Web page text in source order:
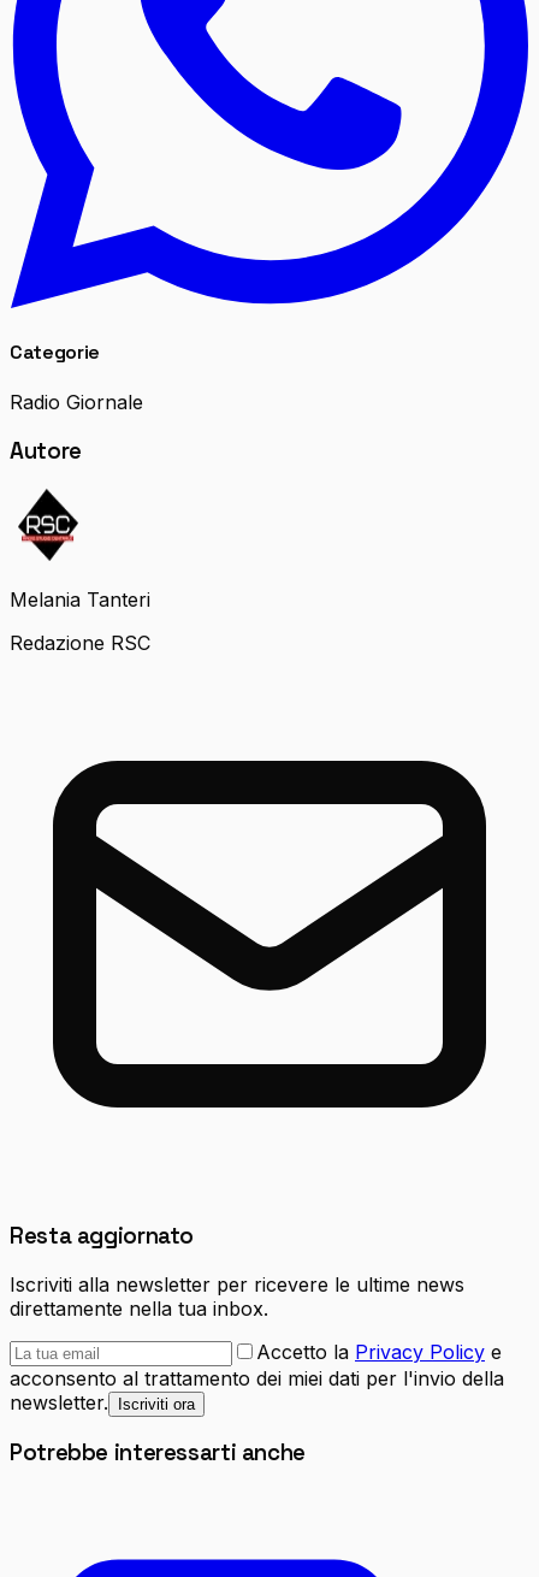
Categorie
Radio Giornale
Autore
Melania Tanteri
Redazione RSC
Resta aggiornato
Iscriviti alla newsletter per ricevere le ultime news
direttamente nella tua inbox.
Accetto la Privacy Policy e
acconsento al trattamento dei miei dati per l'invio della
newsletter.
Iscriviti ora
Potrebbe interessarti anche